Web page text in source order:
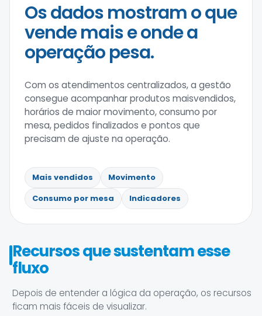
Os dados mostram o que
vende mais e onde a
operação pesa.
Com os atendimentos centralizados, a gestão
consegue acompanhar produtos maisvendidos,
horários de maior movimento, consumo por
mesa, pedidos finalizados e pontos que
precisam de ajuste na operação.
Mais vendidos
Movimento
Consumo por mesa
Indicadores
Recursos que sustentam esse
fluxo
Depois de entender a lógica da operação, os recursos
ficam mais fáceis de visualizar.